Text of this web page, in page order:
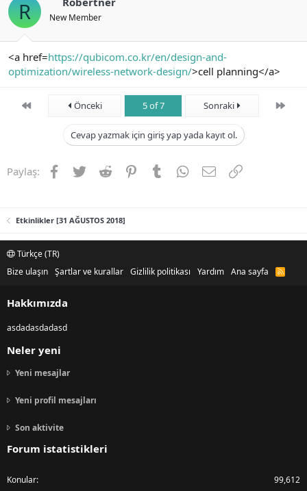
R New Member
<a href=https://qubicom.co.kr/en/design-and-
optimization/wireless-network-design/>cell planning</a>
First Önceki 5 of 7 Sonraki Son
Cevap yazmak için giriş yap yada kayıt ol.
Paylaş: Facebook
TwitterReddit PinterestTumblrWhatsApp
E-postaLink
Etkinlikler [31 AĞUSTOS 2018]
Türkçe (TR)
Bize ulaşın Şartlar ve kurallar Gizlilik politikası Yardım Ana sayfa
R
Hakkımızda
asdadasdadasd
Neler yeni
Yeni mesajlar
Yeni profil mesajları
Son aktivite
Forum istatistikleri
Konular 99,612